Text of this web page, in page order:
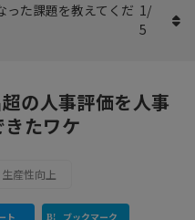
った課題を教えてくだ 1/
5
の人事評価を人事
たワケ
生産性向上
ト ブックマーク